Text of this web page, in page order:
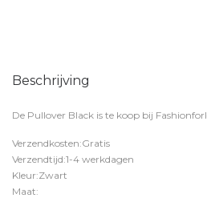
Beschrijving
De Pullover Black is te koop bij
Verzendkosten:Gratis
Verzendtijd:1-4 werkdagen
Kleur:Zwart
Maat: